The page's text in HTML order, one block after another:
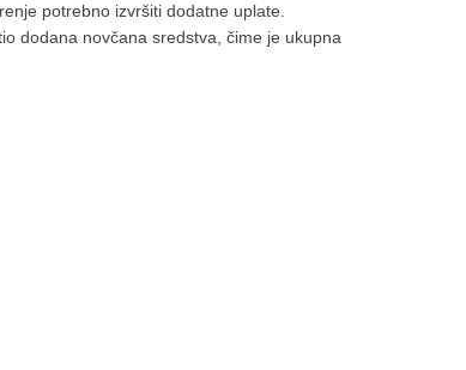
potrebno izvršiti dodatne uplate.
dodana novčana sredstva, čime je ukupna